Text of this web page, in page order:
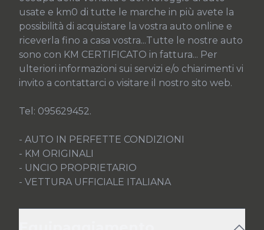
usate e km0 di tutte le marche in più avete la
possibilità di acquistare la vostra auto online e
riceverla fino a casa vostra...Tutte le nostre auto
sono con KM CERTIFICATO in fattura... Per
ulteriori informazioni sui servizi e/o chiarimenti vi
invito a contattarci o visitare il nostro sito web.
Tel: 095629452.
- AUTO IN PERFETTE CONDIZIONI
- KM ORIGINALI
- UNCIO PROPRIETARIO
- VETTURA UFFICIALE ITALIANA